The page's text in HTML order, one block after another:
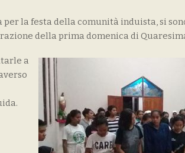
la festa della comunità induista, si
della prima domenica di
a